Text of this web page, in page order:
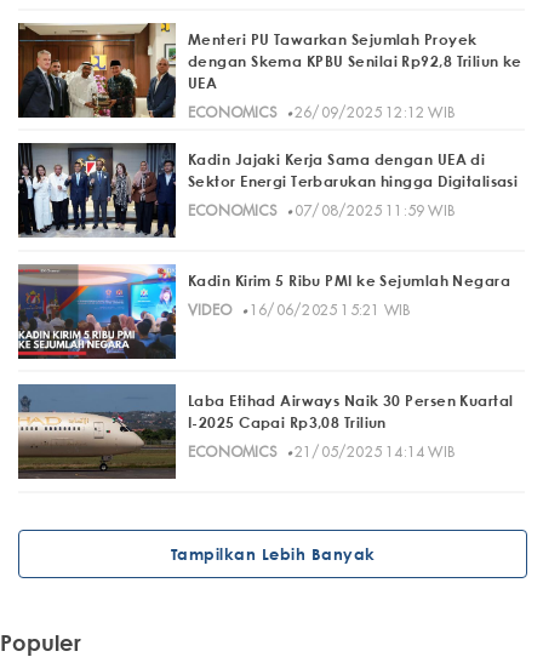
Menteri PU Tawarkan Sejumlah Proyek
dengan Skema KPBU Senilai Rp92,8 Triliun ke
UEA
ECONOMICS· 26/09/2025 12:12 WIB
Kadin Jajaki Kerja Sama dengan UEA di
Sektor Energi Terbarukan hingga Digitalisasi
ECONOMICS· 07/08/2025 11:59 WIB
Kadin Kirim 5 Ribu PMI ke Sejumlah Negara
VIDEO· 16/06/2025 15:21 WIB
Laba Etihad Airways Naik 30 Persen Kuartal
I-2025 Capai Rp3,08 Triliun
ECONOMICS· 21/05/2025 14:14 WIB
Tampilkan Lebih Banyak
Populer